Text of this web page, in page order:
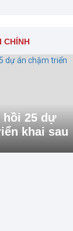
CHÍNH
hồi 25 dự
khai sau